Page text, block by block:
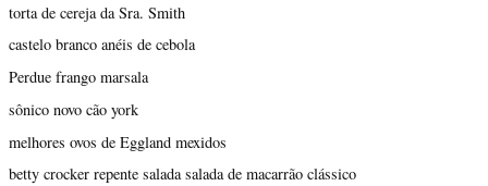
torta de cereja da Sra. Smith
castelo branco anéis de cebola
Perdue frango marsala
sônico novo cão york
melhores ovos de Eggland mexidos
betty crocker repente salada salada de macarrão clássico